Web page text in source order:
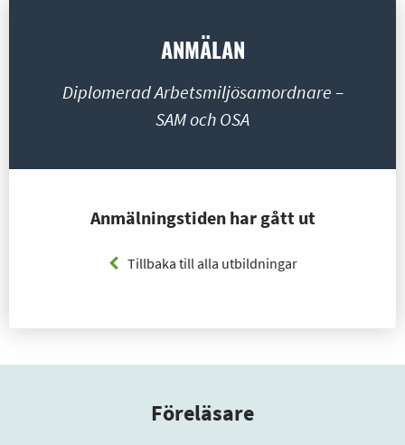
ANMÄLAN
Diplomerad Arbetsmiljösamordnare –
SAM och OSA
Anmälningstiden har gått ut
Tillbaka till alla utbildningar
Föreläsare